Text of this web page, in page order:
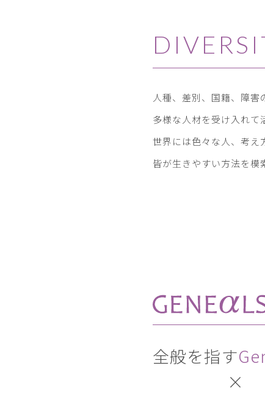
人種、差別、国籍、障害
多様な人材を受け入れて
世界には色々な人、考え
皆が生きやすい方法を模
全般を指す
×